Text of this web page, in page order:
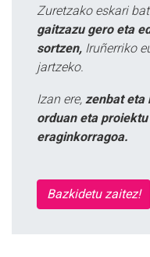
Zuretzako eskari
gaitzazu gero eta
sortzen, Iruñerriko
jartzeko.
Izan ere, zenbat eta
orduan eta
eraginkorragoa.
Bazkidetu zaitez!